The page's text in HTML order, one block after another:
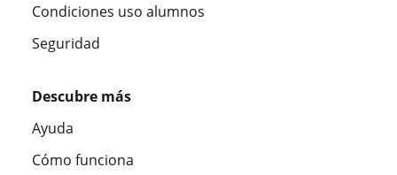
Condiciones uso alumnos
Seguridad
Descubre más
Ayuda
Cómo funciona